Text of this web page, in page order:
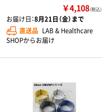
￥4,108（税込）
お届け日：8月21日（金）まで
直送品 LAB & Healthcare
SHOPからお届け